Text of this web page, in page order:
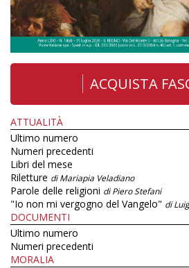
ACQUISTA
ATTUALITÀ
Ultimo numero
Numeri precedenti
Libri del mese
Riletture di Mariapia Veladiano
Parole delle religioni di Piero Stefani
"Io non mi vergogno del Vangelo" di
DOCUMENTI
Ultimo numero
Numeri precedenti
MORALIA